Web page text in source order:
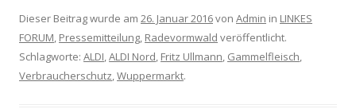
Dieser Beitrag wurde am 26. Januar 2016von Admin in LINKES
FORUM, Pressemitteilung, Radevormwald veröffentlicht.
Schlagworte: ALDI,ALDI Nord, Fritz Ullmann, Gammelfleisch,
Verbraucherschutz,Wuppermarkt.